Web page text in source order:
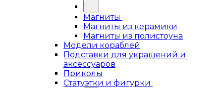
Магниты
Магниты из керамики
Магниты из полистоуна
Модели кораблей
Подставки для украшений и
аксессуаров
Приколы
Статуэтки и фигурки